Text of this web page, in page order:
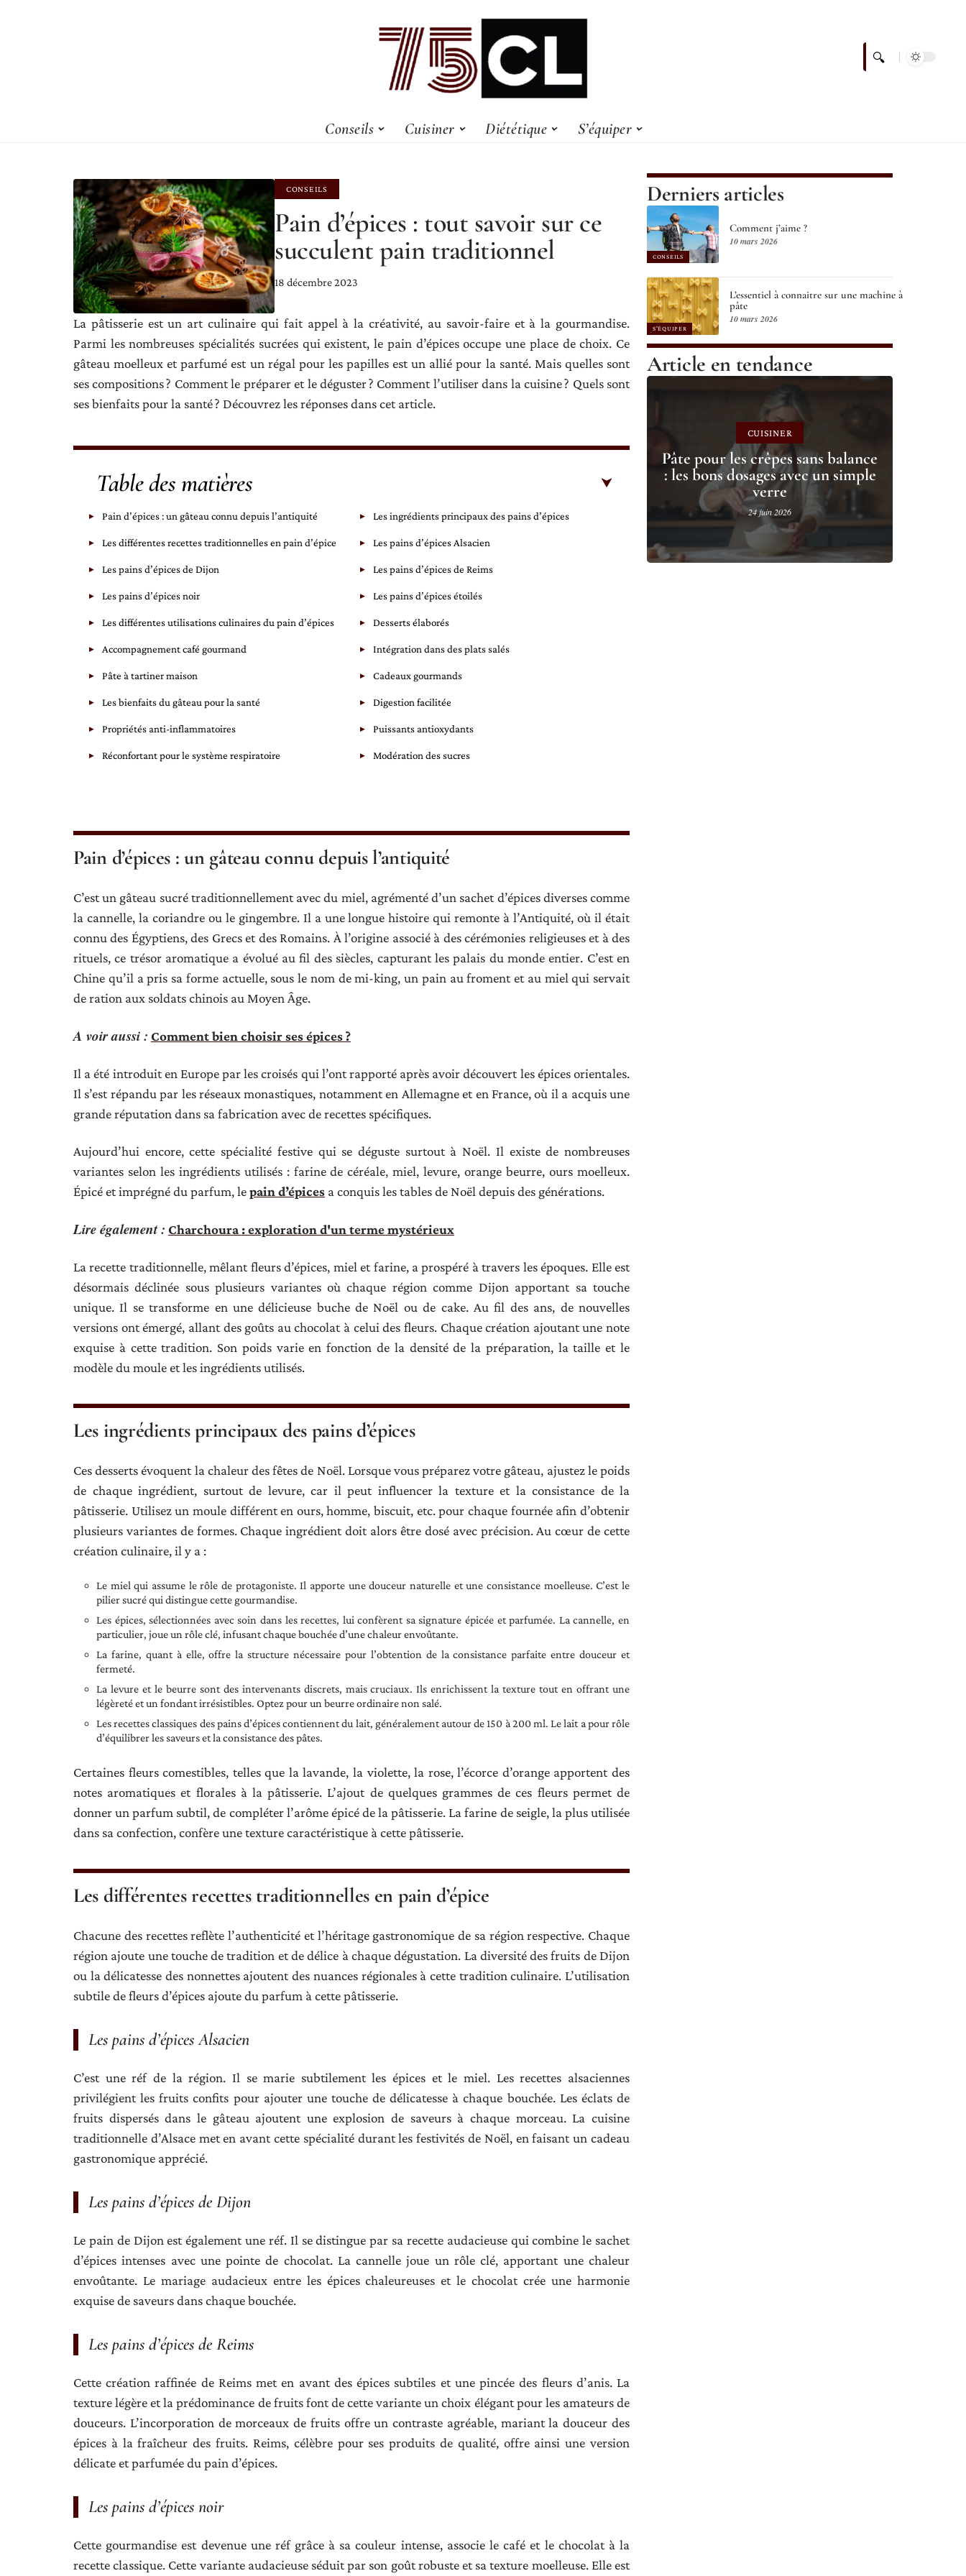
Conseils Cuisiner Diététique S’équiper
CONSEILS
Pain d’épices : tout savoir sur ce
succulent pain traditionnel
18 décembre 2023
La pâtisserie est un art culinaire qui fait appel à la créativité, au savoir-faire et à la gourmandise.
Parmi les nombreuses spécialités sucrées qui existent, le pain d’épices occupe une place de choix. Ce
gâteau moelleux et parfumé est un régal pour les papilles est un allié pour la santé. Mais quelles sont
ses compositions ? Comment le préparer et le déguster ? Comment l’utiliser dans la cuisine ? Quels sont
ses bienfaits pour la santé ? Découvrez les réponses dans cet article.
Table des matières
Pain d’épices : un gâteau connu depuis l’antiquité Les ingrédients principaux des pains d’épices
Les différentes recettes traditionnelles en pain d’épice Les pains d’épices Alsacien
Les pains d’épices de Dijon Les pains d’épices de Reims
Les pains d’épices noir Les pains d’épices étoilés
Les différentes utilisations culinaires du pain d’épices Desserts élaborés
Accompagnement café gourmand Intégration dans des plats salés
Pâte à tartiner maison Cadeaux gourmands
Les bienfaits du gâteau pour la santé Digestion facilitée
Propriétés anti-inflammatoires Puissants antioxydants
Réconfortant pour le système respiratoire Modération des sucres
Pain d’épices : un gâteau connu depuis l’antiquité
C’est un gâteau sucré traditionnellement avec du miel, agrémenté d’un sachet d’épices diverses comme
la cannelle, la coriandre ou le gingembre. Il a une longue histoire qui remonte à l’Antiquité, où il était
connu des Égyptiens, des Grecs et des Romains. À l’origine associé à des cérémonies religieuses et à des
rituels, ce trésor aromatique a évolué au fil des siècles, capturant les palais du monde entier. C’est en
Chine qu’il a pris sa forme actuelle, sous le nom de mi-king, un pain au froment et au miel qui servait
de ration aux soldats chinois au Moyen Âge.
A voir aussi : Comment bien choisir ses épices ?
Il a été introduit en Europe par les croisés qui l’ont rapporté après avoir découvert les épices orientales.
Il s’est répandu par les réseaux monastiques, notamment en Allemagne et en France, où il a acquis une
grande réputation dans sa fabrication avec de recettes spécifiques.
Aujourd’hui encore, cette spécialité festive qui se déguste surtout à Noël. Il existe de nombreuses
variantes selon les ingrédients utilisés : farine de céréale, miel, levure, orange beurre, ours moelleux.
Épicé et imprégné du parfum, lepain d’épices a conquis les tables de Noël depuis des générations.
Lire également : Charchoura : exploration d'un terme mystérieux
La recette traditionnelle, mêlant fleurs d’épices, miel et farine, a prospéré à travers les époques. Elle est
désormais déclinée sous plusieurs variantes où chaque région comme Dijon apportant sa touche
unique. Il se transforme en une délicieuse buche de Noël ou de cake. Au fil des ans, de nouvelles
versions ont émergé, allant des goûts au chocolat à celui des fleurs. Chaque création ajoutant une note
exquise à cette tradition. Son poids varie en fonction de la densité de la préparation, la taille et le
modèle du moule et les ingrédients utilisés.
Les ingrédients principaux des pains d’épices
Ces desserts évoquent la chaleur des fêtes de Noël. Lorsque vous préparez votre gâteau, ajustez le poids
de chaque ingrédient, surtout de levure, car il peut influencer la texture et la consistance de la
pâtisserie. Utilisez un moule différent en ours, homme, biscuit, etc. pour chaque fournée afin d’obtenir
plusieurs variantes de formes. Chaque ingrédient doit alors être dosé avec précision. Au cœur de cette
création culinaire, il y a :
Le miel qui assume le rôle de protagoniste. Il apporte une douceur naturelle et une consistance moelleuse. C’est le
pilier sucré qui distingue cette gourmandise.
Les épices, sélectionnées avec soin dans les recettes, lui confèrent sa signature épicée et parfumée. La cannelle, en
particulier, joue un rôle clé, infusant chaque bouchée d’une chaleur envoûtante.
La farine, quant à elle, offre la structure nécessaire pour l’obtention de la consistance parfaite entre douceur et
fermeté.
La levure et le beurre sont des intervenants discrets, mais cruciaux. Ils enrichissent la texture tout en offrant une
légèreté et un fondant irrésistibles. Optez pour un beurre ordinaire non salé.
Les recettes classiques des pains d’épices contiennent du lait, généralement autour de 150 à 200 ml. Le lait a pour rôle
d’équilibrer les saveurs et la consistance des pâtes.
Certaines fleurs comestibles, telles que la lavande, la violette, la rose, l’écorce d’orange apportent des
notes aromatiques et florales à la pâtisserie. L’ajout de quelques grammes de ces fleurs permet de
donner un parfum subtil, de compléter l’arôme épicé de la pâtisserie. La farine de seigle, la plus utilisée
dans sa confection, confère une texture caractéristique à cette pâtisserie.
Les différentes recettes traditionnelles en pain d’épice
Chacune des recettes reflète l’authenticité et l’héritage gastronomique de sa région respective. Chaque
région ajoute une touche de tradition et de délice à chaque dégustation. La diversité des fruits de Dijon
ou la délicatesse des nonnettes ajoutent des nuances régionales à cette tradition culinaire. L’utilisation
subtile de fleurs d’épices ajoute du parfum à cette pâtisserie.
Les pains d’épices Alsacien
C’est une réf de la région. Il se marie subtilement les épices et le miel. Les recettes alsaciennes
privilégient les fruits confits pour ajouter une touche de délicatesse à chaque bouchée. Les éclats de
fruits dispersés dans le gâteau ajoutent une explosion de saveurs à chaque morceau. La cuisine
traditionnelle d’Alsace met en avant cette spécialité durant les festivités de Noël, en faisant un cadeau
gastronomique apprécié.
Les pains d’épices de Dijon
Le pain de Dijon est également une réf. Il se distingue par sa recette audacieuse qui combine le sachet
d’épices intenses avec une pointe de chocolat. La cannelle joue un rôle clé, apportant une chaleur
envoûtante. Le mariage audacieux entre les épices chaleureuses et le chocolat crée une harmonie
exquise de saveurs dans chaque bouchée.
Les pains d’épices de Reims
Cette création raffinée de Reims met en avant des épices subtiles et une pincée des fleurs d’anis. La
texture légère et la prédominance de fruits font de cette variante un choix élégant pour les amateurs de
douceurs. L’incorporation de morceaux de fruits offre un contraste agréable, mariant la douceur des
épices à la fraîcheur des fruits. Reims, célèbre pour ses produits de qualité, offre ainsi une version
délicate et parfumée du pain d’épices.
Les pains d’épices noir
Cette gourmandise est devenue une réf grâce à sa couleur intense, associe le café et le chocolat à la
recette classique. Cette variante audacieuse séduit par son goût robuste et sa texture moelleuse. Elle est
Derniers articles
CONSEILS
Comment j’aime ?
10 mars 2026
S'ÉQUIPER
L’essentiel à connaitre sur une machine à
pâte
10 mars 2026
Article en tendance
CUISINER
Pâte pour les crêpes sans balance
: les bons dosages avec un simple
verre
24 juin 2026